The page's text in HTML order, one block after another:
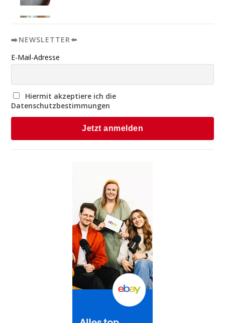
➡️NEWSLETTER⬅️
E-Mail-Adresse
Hiermit akzeptiere ich die
Datenschutzbestimmungen